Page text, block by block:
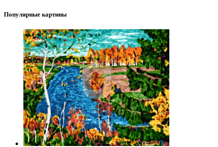
Популярные картины